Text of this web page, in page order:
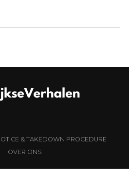
& TAKEDOWN PROCEDURE
OVER ONS